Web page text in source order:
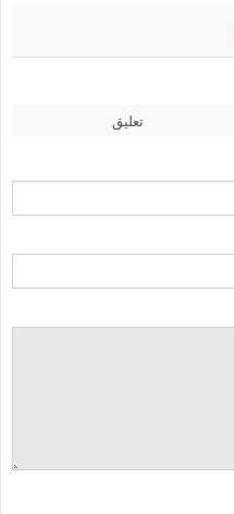
تعليق